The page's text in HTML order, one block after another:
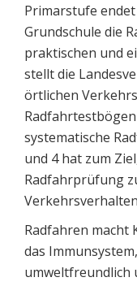
Primarstufe
Grundschule die
praktischen und
stellt die
örtlichen
systematische
und 4 hat zum
Radfahrprüfung
Radfahren macht
das
umweltfreundlich